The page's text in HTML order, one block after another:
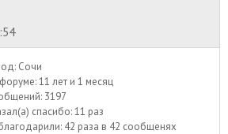
Сочи
11 лет и 1 месяц
3197
спасибо:11 раз
42 раза в 42 сообщенях